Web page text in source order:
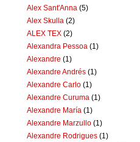
Alex Sant'Anna (5)
Alex Skulla (2)
ALEX TEX (2)
Alexandra Pessoa (1)
Alexandre (1)
Alexandre Andrés (1)
Alexandre Carlo (1)
Alexandre Curuma (1)
Alexandre María (1)
Alexandre Marzullo (1)
Alexandre Rodrigues (1)